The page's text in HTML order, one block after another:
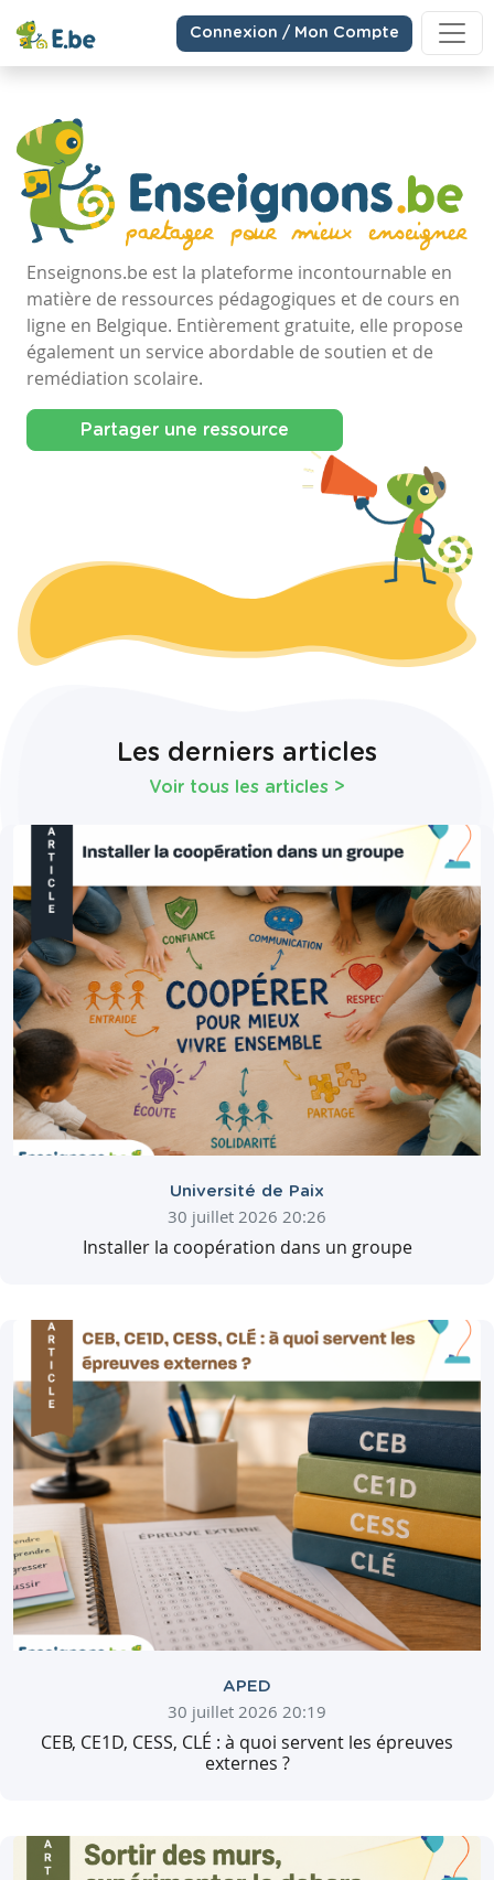
Connexion / Mon Compte
Enseignons.be est la plateforme incontournable en
matière de ressources pédagogiques et de cours en
ligne en Belgique. Entièrement gratuite, elle propose
également un service abordable de soutien et de
remédiation scolaire.
Partager une ressource
Les derniers articles
Voir tous les articles >
Université de Paix
30 juillet 2026 20:26
Installer la coopération dans un groupe
APED
30 juillet 2026 20:19
CEB, CE1D, CESS, CLÉ : à quoi servent les épreuves
externes ?